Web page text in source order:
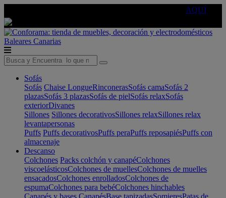
AQUÍ
Baleares Canarias
Sofás
Sofás Chaise LongueRinconerasSofás camaSofás 2
plazasSofás 3 plazasSofás de pielSofás relaxSofás
exteriorDivanes
Sillones Sillones decorativosSillones relaxSillones relax
levantapersonas
Puffs Puffs decorativosPuffs peraPuffs reposapiésPuffs con
almacenaje
Descanso
Colchones Packs colchón y canapéColchones
viscoelásticosColchones de muellesColchones de muelles
ensacadosColchones enrolladosColchones de
espumaColchones para bebéColchones hinchables
Canapés y bases CanapésBase tapizadasSomieresPatas de